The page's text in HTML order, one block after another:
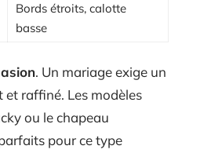
Bords étroits, calotte
basse
. Un mariage exige un
et raffiné. Les modèles
ou le chapeau
pour ce type